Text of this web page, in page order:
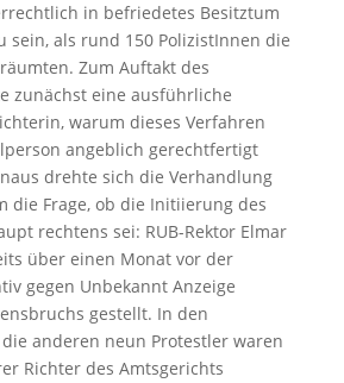
in befriedetes Besitztum
sein, als rund 150 PolizistInnen die
Zum Auftakt des
zunächst eine ausführliche
warum dieses Verfahren
angeblich gerechtfertigt
drehte sich die Verhandlung
die Frage, ob die Initiierung des
rechtens sei: RUB-Rektor Elmar
über einen Monat vor der
gegen Unbekannt Anzeige
gestellt. In den
anderen neun Protestler waren
Richter des Amtsgerichts